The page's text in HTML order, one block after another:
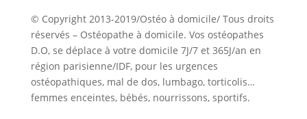
© Copyright 2013-2019/Ostéo à domicile/ Tous droits
réservés – Ostéopathe à domicile. Vos ostéopathes
D.O, se déplace à votre domicile 7J/7 et 365J/an en
région parisienne/IDF, pour les urgences
ostéopathiques, mal de dos, lumbago, torticolis…
femmes enceintes, bébés, nourrissons, sportifs.